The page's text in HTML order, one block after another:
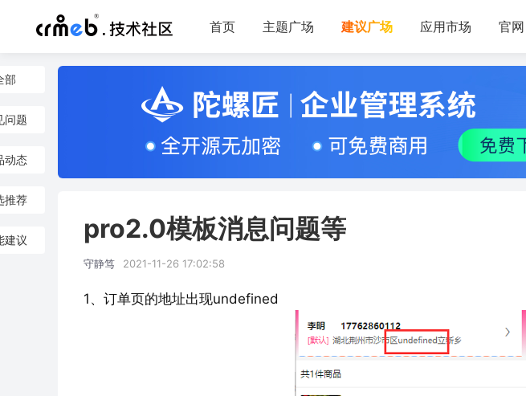
首页 主题广场 建议广场 应用市场 官网
部
问题
动态
推荐
建议 pro2.0模板消息问题等
守静笃 2021-11-26 17:02:58
1、订单页的地址出现undefined